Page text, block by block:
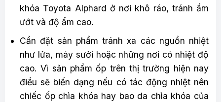
khóa Toyota Alphard ở nơi khô ráo, tránh ẩm
ướt và độ ẩm cao.
Cần đặt sản phẩm tránh xa các nguồn nhiệt
như lửa, máy sưởi hoặc những nơi có nhiệt độ
cao. Vì sản phẩm ốp trên thị trường hiện nay
điều sẽ biến dạng nếu có tác động nhiệt nên
chiếc ốp chìa khóa hay bao da chìa khóa của